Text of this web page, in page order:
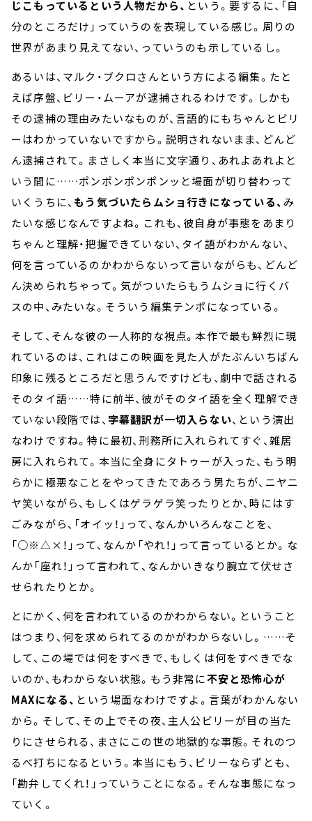
じこもっているという人物だから、 という。要するに、「自
分のところだけ」っていうのを表現している感じ。周りの
世界があまり見えてない、っていうのも示しているし。
あるいは、マルク・ブクロさんという方による編集。たと
えば序盤、ビリー・ムーアが逮捕されるわけです。しかも
その逮捕の理由みたいなものが、言語的にもちゃんとビリ
ーはわかっていないですから。説明されないまま、どんど
ん逮捕されて。まさしく本当に文字通り、あれよあれよと
いう間に……ポンポンポンポンッと場面が切り替わって
いくうちに、 もう気づいたらムショ行きになっている、 み
たいな感じなんですよね。これも、彼自身が事態をあまり
ちゃんと理解・把握できていない、タイ語がわかんない、
何を言っているのかわからないって言いながらも、どんど
ん決められちゃって。気がついたらもうムショに行くバ
スの中、みたいな。そういう編集テンポになっている。
そして、そんな彼の一人称的な視点。本作で最も鮮烈に現
れているのは、これはこの映画を見た人がたぶんいちばん
印象に残るところだと思うんですけども、劇中で話される
そのタイ語……特に前半、彼がそのタイ語を全く理解でき
ていない段階では、 字幕翻訳が一切入らない、という演出
なわけですね。特に最初、刑務所に入れられてすぐ、雑居
房に入れられて。本当に全身にタトゥーが入った、もう明
らかに極悪なことをやってきたであろう男たちが、ニヤニ
ヤ笑いながら、もしくはゲラゲラ笑ったりとか、時にはす
ごみながら、「オイッ！」って、なんかいろんなことを、
「○※△×！」って、なんか「やれ！」って言っているとか。な
んか「座れ！」って言われて、なんかいきなり腕立て伏せさ
せられたりとか。
とにかく、何を言われているのかわからない。ということ
はつまり、何を求められてるのかがわからないし。……そ
して、この場では何をすべきで、もしくは何をすべきでな
いのか、もわからない状態。もう非常に不安と恐怖心が
MAXになる、 という場面なわけですよ。言葉がわかんない
から。そして、その上でその夜、主人公ビリーが目の当た
りにさせられる、まさにこの世の地獄的な事態。それのつ
るべ打ちになるという。本当にもう、ビリーならずとも、
「勘弁してくれ！」っていうことになる。そんな事態になっ
ていく。